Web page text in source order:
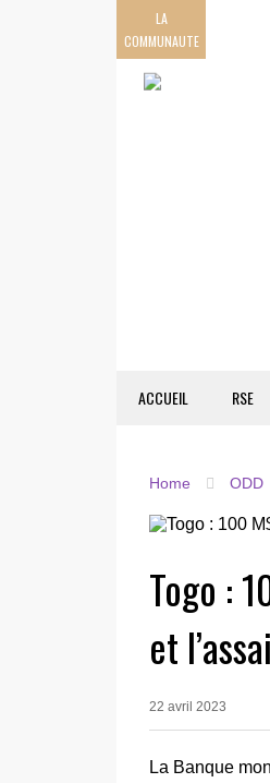
LA
COMMUNAUTE
ACCUEIL RSE
Home ODD
Togo :
et
22 avril 2023
La Banque